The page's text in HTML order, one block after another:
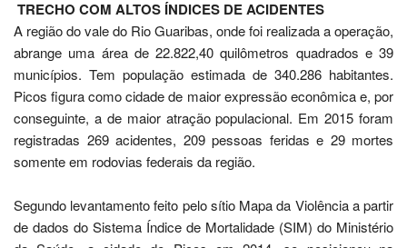
registradas 269 acidentes, 209 pessoas feridas e 29 mortes
somente em rodovias federais da região.
Segundo levantamento feito pelo sítio Mapa da Violência a partir
de dados do Sistema Índice de Mortalidade (SIM) do Ministério
da Saúde, a cidade de Picos em 2014, se posicionou na
trigésima oitava posição entre os municípios brasileiros com
mais de 20 mil habitantes com maior número de óbitos no
reflexo do atendimento da rede hospitalar aos municípios da
região do Vale do Guaribas.